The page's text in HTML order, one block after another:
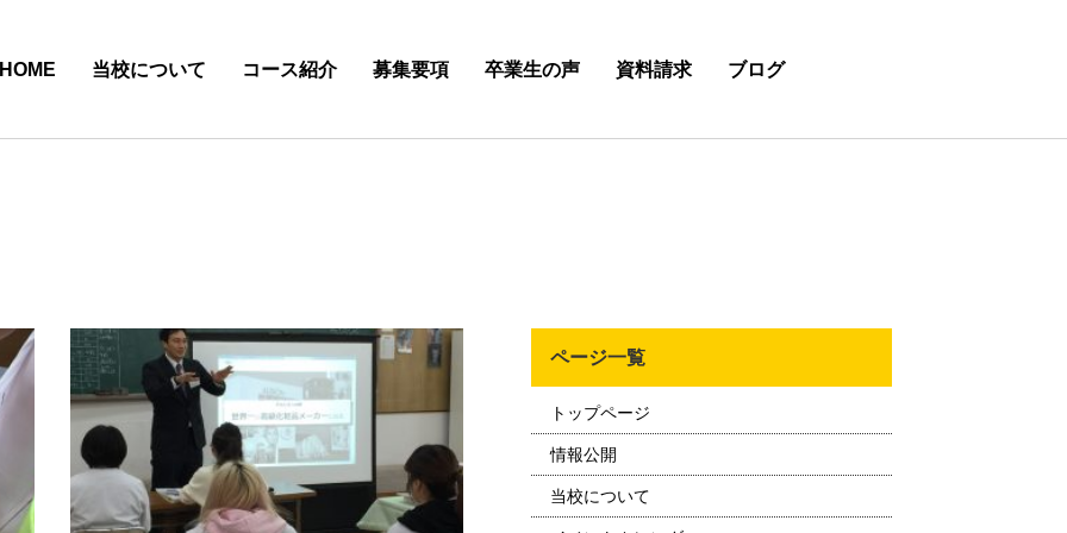
HOME 当校について コース紹介 募集要項 卒業生の声 資料請求 ブログ
ページ一覧
トップページ
情報公開
当校について